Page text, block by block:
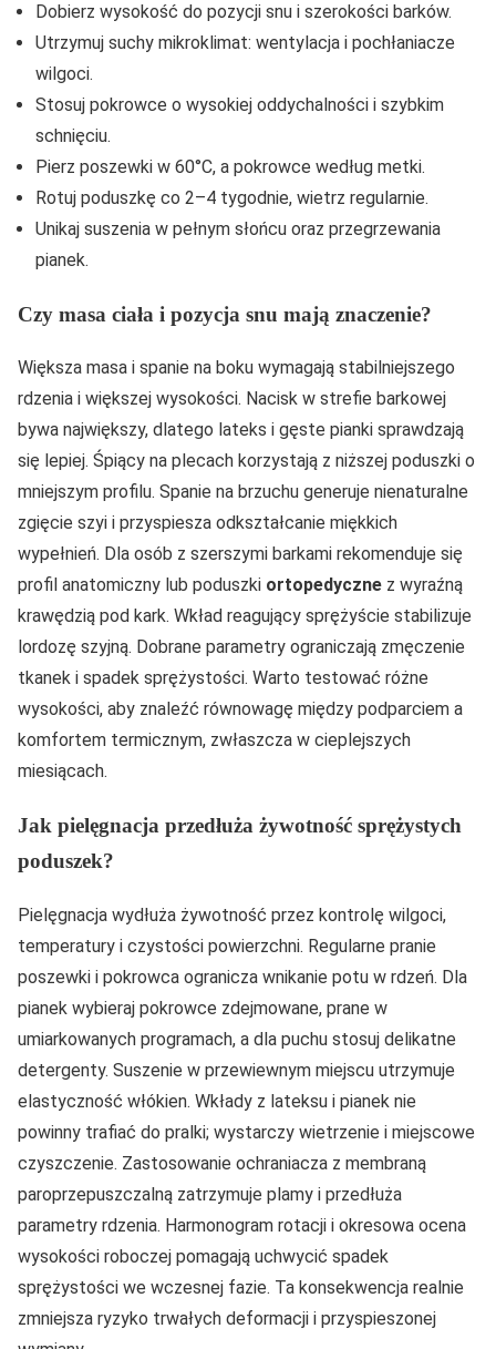
Dobierz wysokość do pozycji snu i szerokości barków.
Utrzymuj suchy mikroklimat: wentylacja i pochłaniacze
wilgoci.
Stosuj pokrowce o wysokiej oddychalności i szybkim
schnięciu.
Pierz poszewki w 60°C, a pokrowce według metki.
Rotuj poduszkę co 2–4 tygodnie, wietrz regularnie.
Unikaj suszenia w pełnym słońcu oraz przegrzewania
pianek.
Czy masa ciała i pozycja snu mają znaczenie?
Większa masa i spanie na boku wymagają stabilniejszego
rdzenia i większej wysokości. Nacisk w strefie barkowej
bywa największy, dlatego lateks i gęste pianki sprawdzają
się lepiej. Śpiący na plecach korzystają z niższej poduszki o
mniejszym profilu. Spanie na brzuchu generuje nienaturalne
zgięcie szyi i przyspiesza odkształcanie miękkich
wypełnień. Dla osób z szerszymi barkami rekomenduje się
profil anatomiczny lub poduszki ortopedyczne z wyraźną
krawędzią pod kark. Wkład reagujący sprężyście stabilizuje
lordozę szyjną. Dobrane parametry ograniczają zmęczenie
tkanek i spadek sprężystości. Warto testować różne
wysokości, aby znaleźć równowagę między podparciem a
komfortem termicznym, zwłaszcza w cieplejszych
miesiącach.
Jak pielęgnacja przedłuża żywotność sprężystych
poduszek?
Pielęgnacja wydłuża żywotność przez kontrolę wilgoci,
temperatury i czystości powierzchni. Regularne pranie
poszewki i pokrowca ogranicza wnikanie potu w rdzeń. Dla
pianek wybieraj pokrowce zdejmowane, prane w
umiarkowanych programach, a dla puchu stosuj delikatne
detergenty. Suszenie w przewiewnym miejscu utrzymuje
elastyczność włókien. Wkłady z lateksu i pianek nie
powinny trafiać do pralki; wystarczy wietrzenie i miejscowe
czyszczenie. Zastosowanie ochraniacza z membraną
paroprzepuszczalną zatrzymuje plamy i przedłuża
parametry rdzenia. Harmonogram rotacji i okresowa ocena
wysokości roboczej pomagają uchwycić spadek
sprężystości we wczesnej fazie. Ta konsekwencja realnie
zmniejsza ryzyko trwałych deformacji i przyspieszonej